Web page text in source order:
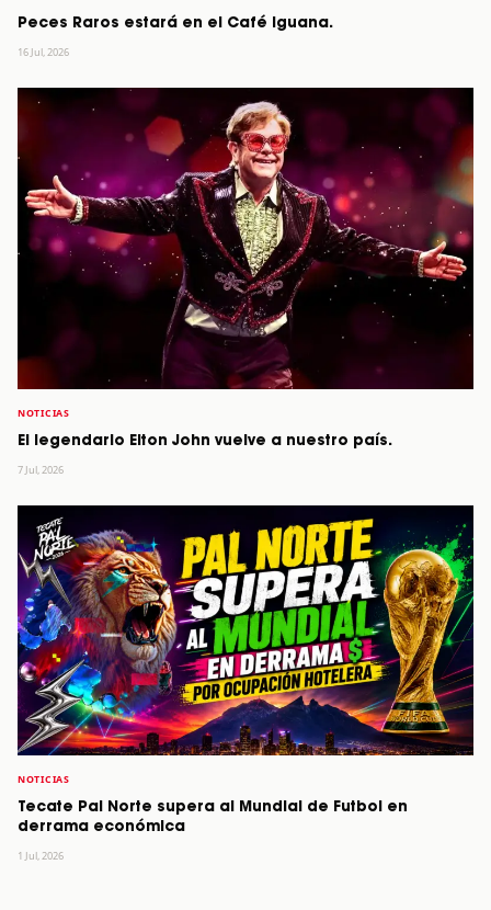
Peces Raros estará en el Café Iguana.
16 Jul, 2026
NOTICIAS
El legendario Elton John vuelve a nuestro país.
7 Jul, 2026
NOTICIAS
Tecate Pal Norte supera al Mundial de Futbol en
derrama económica
1 Jul, 2026